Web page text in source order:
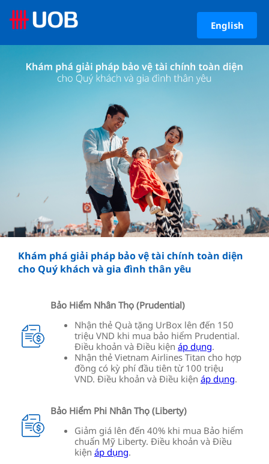
Khám phá giải pháp bảo vệ tài chính toàn diện
cho Quý khách và gia đình thân yêu
Bảo Hiểm Nhân Thọ (Prudential)
Nhận thẻ Quà tặng UrBox lên đến 150
triệu VND khi mua bảo hiểm Prudential.
Điều khoản và Điều kiện áp dụng.
Nhận thẻ Vietnam Airlines Titan cho hợp
đồng có kỳ phí đầu tiên từ 100 triệu
VND. Điều khoản và Điều kiện áp dụng.
Bảo Hiểm Phi Nhân Thọ (Liberty)
Giảm giá lên đến 40% khi mua Bảo hiểm
chuẩn Mỹ Liberty. Điều khoản và Điều
kiện áp dụng.
English